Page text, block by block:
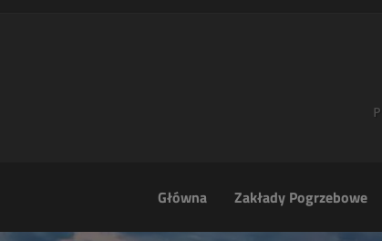
Główna Zakłady Pogrzebowe